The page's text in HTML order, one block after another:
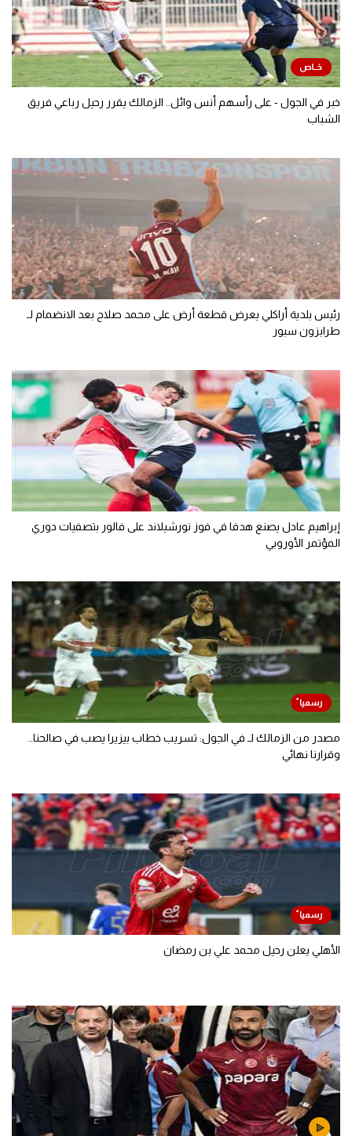
خبر في الجول - على رأسهم أنس وائل.. الزمالك يقرر رحيل رباعي فريق
الشباب
رئيس بلدية أراكلي يعرض قطعة أرض على محمد صلاح بعد الانضمام لـ
طرابزون سبور
إبراهيم عادل يصنع هدفا في فوز نورشيلاند على فالور بتصفيات دوري
المؤتمر الأوروبي
مصدر من الزمالك لـ في الجول: تسريب خطاب بيزيرا يصب في صالحنا..
وقرارنا نهائي
الأهلي يعلن رحيل محمد علي بن رمضان